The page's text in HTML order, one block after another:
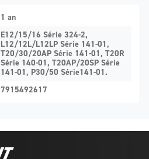
1 an
E12/15/16 Série 324-2,
L12/12L/L12LP Série 141-01,
T20/30/20AP Série 141-01, T20R
Série 140-01, T20AP/20SP Série
141-01, P30/50 Série141-01.
7915492617